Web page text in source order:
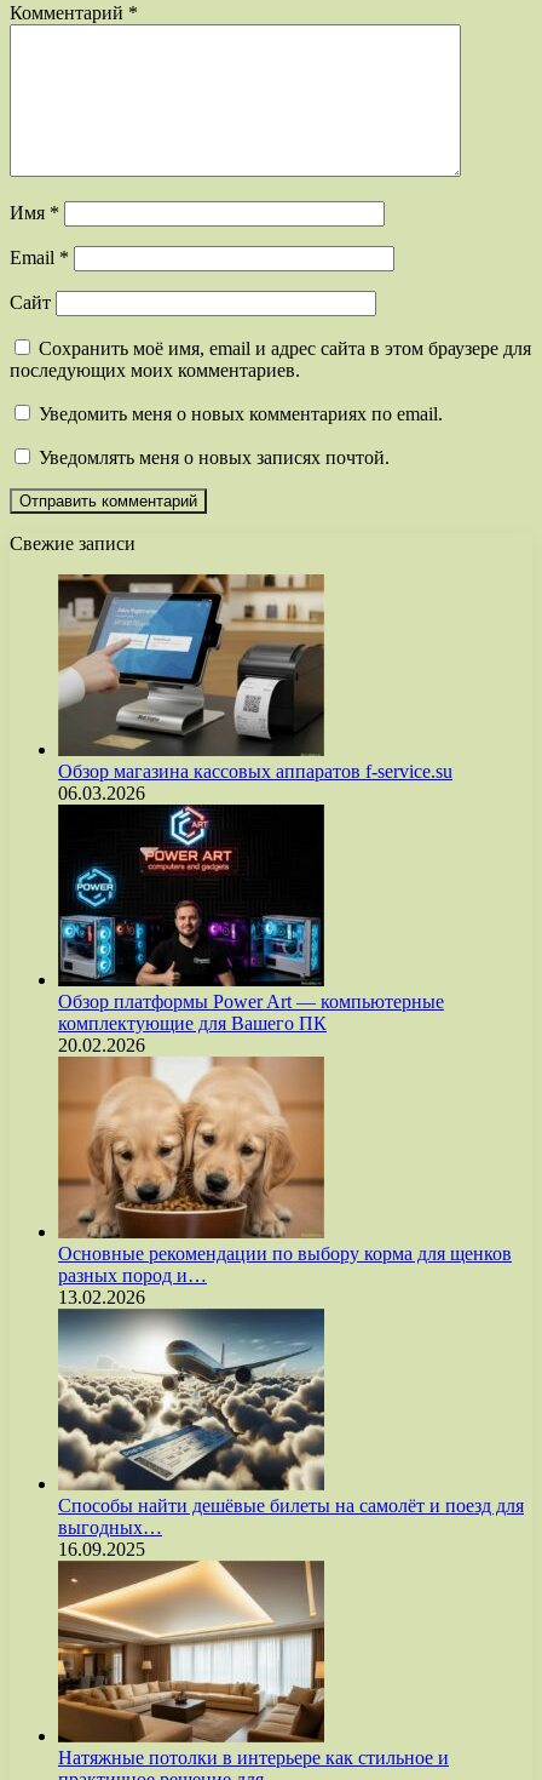
Комментарий *
Имя *
Email *
Сайт
Сохранить моё имя, email и адрес сайта в этом браузере для
последующих моих комментариев.
Уведомить меня о новых комментариях по email.
Уведомлять меня о новых записях почтой.
Свежие записи
Обзор магазина кассовых аппаратов f-service.su
06.03.2026
Обзор платформы Power Art — компьютерные
комплектующие для Вашего ПК
20.02.2026
Основные рекомендации по выбору корма для щенков
разных пород и…
13.02.2026
Способы найти дешёвые билеты на самолёт и поезд для
выгодных…
16.09.2025
Натяжные потолки в интерьере как стильное и